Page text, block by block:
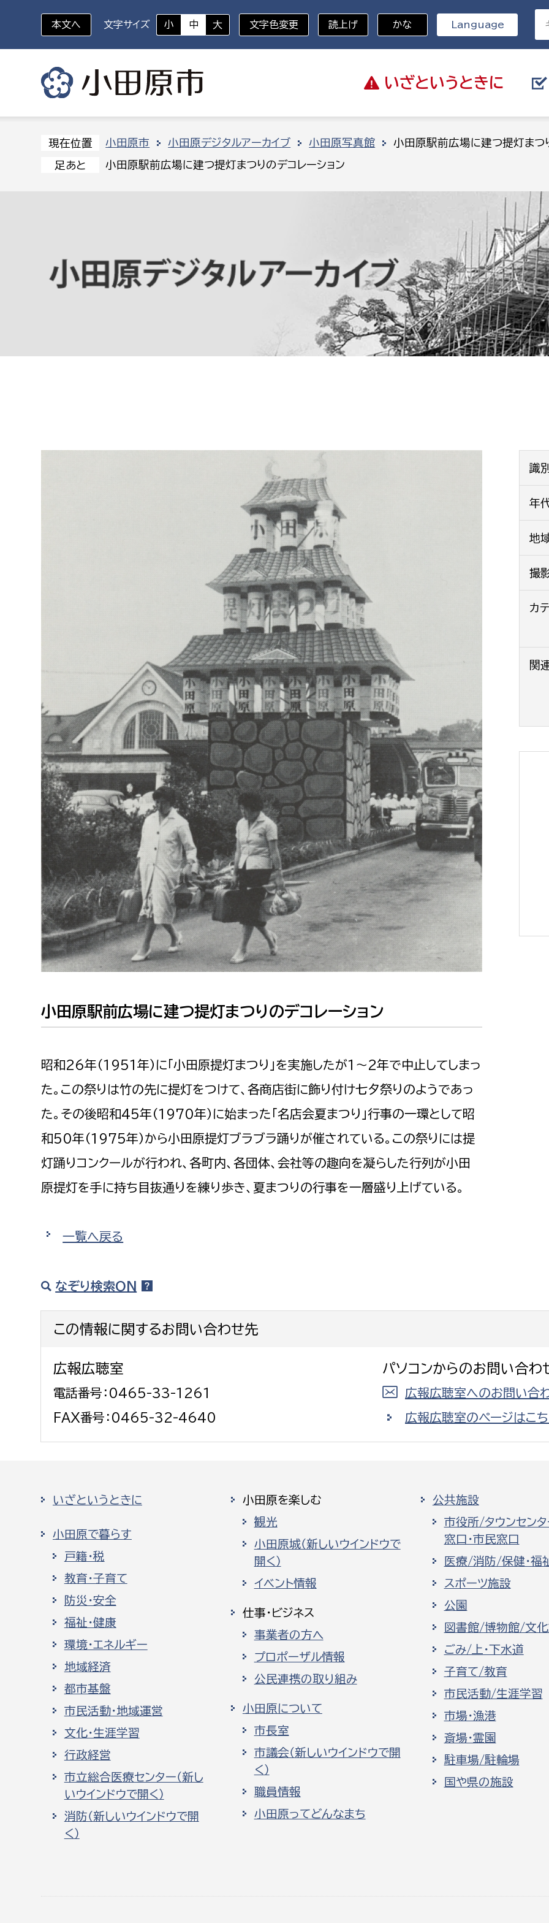
いざと いうときに
いざというときに
防災・ハザードマップ 避難場所
対象者を選択
高校生・大学生など
妊産婦
分野を選択
防災・安全
福祉・健康
環境・エネルギー
市民活動・地域づくり
行政経営
観光
消防
病院
市議会
組織から探す
部に属さない室 企画部
デジタル推進課
財産管理課
契約検査課
市税総務課
市民税課
資産税課
小田原城総合管理事
子ども若者部
子ども政策課
子ども若者支援課
保育課
建設政策課
国県事業推進課
土木管理課
道水路整備課
みどり公園課
建築課
会計管理者
出納室
患者サポートセンター
病院管理局：経営管理
病院管理局：施設用度
病院管理局：医事課
上下水道局
経営総務課
給排水業務課
下水道整備課
浄水管理課
教育部
教育総務課
保健給食課
選挙管理委員会事務局
選挙管理委員会事務局
農業委員会事務局
農業委員会事務局
議会局
議会総務課
本文へ 文字サイズ 小 中 大 文字色変更 読上げ かな Language
現在位置 小田原市 小田原デジタルアーカイブ 小田原写真館 小田原駅前広場に建つ提灯まつ
足あと 小田原駅前広場に建つ提灯まつりのデコレーション
小田原駅前広場に建つ提灯まつりのデコレーション
昭和26年（1951年）に「小田原提灯まつり」を実施したが1～2年で中止してしまっ
た。この祭りは竹の先に提灯をつけて、各商店街に飾り付け七夕祭りのようであっ
た。その後昭和45年（1970年）に始まった「名店会夏まつり」行事の一環として昭
和50年（1975年）から小田原提灯ブラブラ踊りが催されている。この祭りには提
灯踊りコンクールが行われ、各町内、各団体、会社等の趣向を凝らした行列が小田
原提灯を手に持ち目抜通りを練り歩き、夏まつりの行事を一層盛り上げている。
識
年
地
撮
カ
関
一覧へ戻る
なぞり検索ON
この情報に関するお問い合わせ先
広報広聴室
電話番号：0465-33-1261
FAX番号：0465-32-4640
パソコンからのお問い合わ
広報広聴室へのお問い合
広報広聴室のページはこち
いざというときに
小田原で暮らす
戸籍・税
教育・子育て
防災・安全
福祉・健康
環境・エネルギー
地域経済
都市基盤
市民活動・地域運営
文化・生涯学習
行政経営
市立総合医療センター（新し
いウインドウで開く）
消防（新しいウインドウで開
く）
小田原を楽しむ
観光
小田原城（新しいウインドウで
開く）
イベント情報
仕事・ビジネス
事業者の方へ
プロポーザル情報
公民連携の取り組み
小田原について
市長室
市議会（新しいウインドウで開
く）
職員情報
小田原ってどんなまち
公共施設
市役所/タウンセン
窓口・市民窓口
医療/消防/保健・福
スポーツ施設
公園
図書館/博物館/文
ごみ/上・下水道
子育て/教育
市民活動/生涯学習
市場・漁港
斎場・霊園
駐車場/駐輪場
国や県の施設